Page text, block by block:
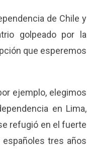
de Chile y
golpeado por la
que esperemos
ejemplo, elegimos
en Lima,
refugió en el fuerte
tres años